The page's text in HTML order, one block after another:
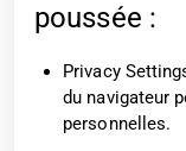
poussée :
Privacy
du navigateur
personnelles.